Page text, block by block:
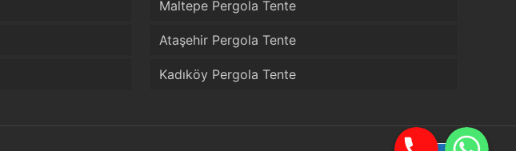
Maltepe Pergola Tente
Ataşehir Pergola Tente
Kadıköy Pergola Tente
Telefon WhatsApp